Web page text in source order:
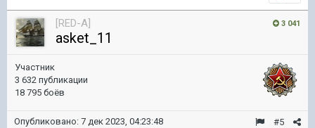
3 041
[RED-A]
asket_11
Участник
3 632 публикации
18 795 боёв
#5
Опубликовано: 7 дек 2023, 04:23:48